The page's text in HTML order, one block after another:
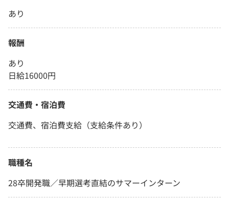
あり
報酬
あり
日給16000円
交通費・宿泊費
交通費、宿泊費支給（支給条件あり）
職種名
28卒開発職／早期選考直結のサマーインターン